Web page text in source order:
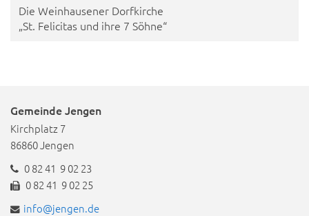
Die Weinhausener Dorfkirche
„St. Felicitas und ihre 7 Söhne“
Gemeinde Jengen
Kirchplatz 7
86860 Jengen
0 82 41 9 02 23
0 82 41 9 02 25
info@jengen.de